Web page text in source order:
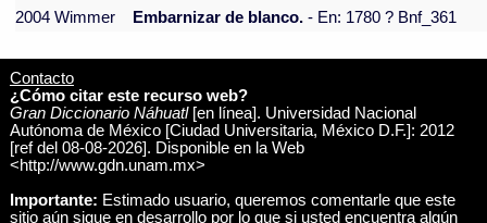
2004 Wimmer
Embarnizar de blanco. - En: 1780 ? Bnf_361
Contacto
¿Cómo citar este recurso web?
Gran Diccionario Náhuatl[en línea]. Universidad Nacional
Autónoma de México [Ciudad Universitaria, México D.F.]: 2012
[ref del 08-08-2026]. Disponible en la Web
<http://www.gdn.unam.mx>
Importante: Estimado usuario, queremos comentarle que este
sitio aún sigue en desarrollo por lo que si usted encuentra algún